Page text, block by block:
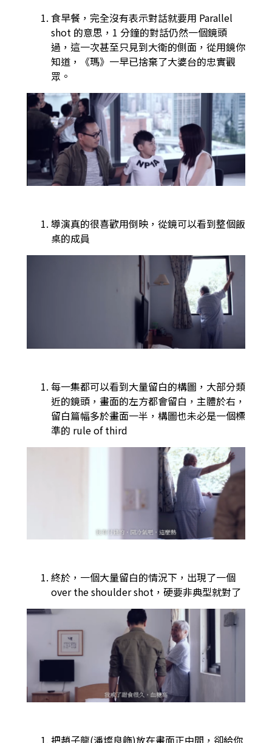
食早餐，完全沒有表示對話就要用 Parallel
shot 的意思，1 分鐘的對話仍然一個鏡頭
過，這一次甚至只見到大衛的側面，從用鏡你
知道，《瑪》一早已捨棄了大婆台的忠實觀
眾。
導演真的很喜歡用倒映，從鏡可以看到整個飯
桌的成員
每一集都可以看到大量留白的構圖，大部分類
近的鏡頭，畫面的左方都會留白，主體於右，
留白篇幅多於畫面一半，構圖也未必是一個標
準的 rule of third
終於，一個大量留白的情況下，出現了一個
over the shoulder shot，硬要非典型就對了
把趙子龍(潘燦良飾)放在畫面正中間，卻給你